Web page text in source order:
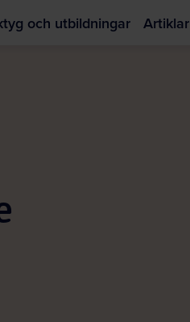
och utbildningar Artiklar